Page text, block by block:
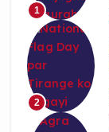
1
2